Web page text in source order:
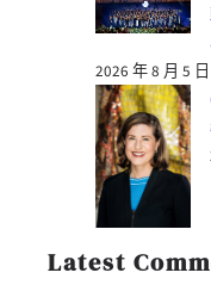
2026 年 8 月 5 日
Latest